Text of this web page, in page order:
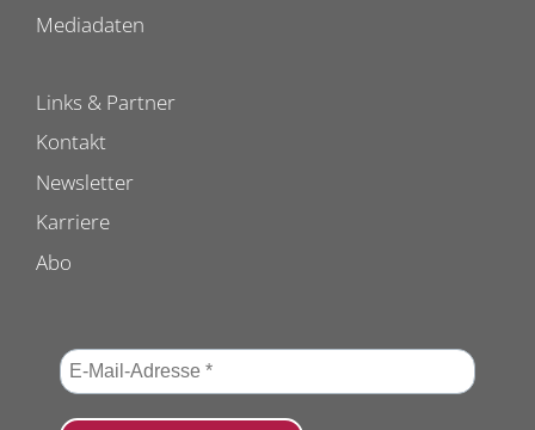
Mediadaten
Links & Partner
Kontakt
Newsletter
Karriere
Abo